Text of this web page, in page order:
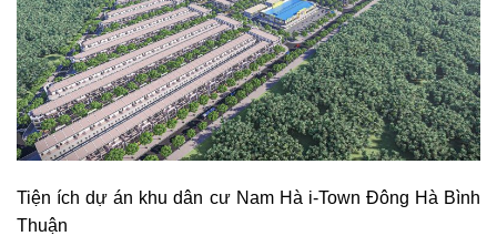
Tiện ích dự án khu dân cư Nam Hà i-Town Đông Hà Bình
Thuận